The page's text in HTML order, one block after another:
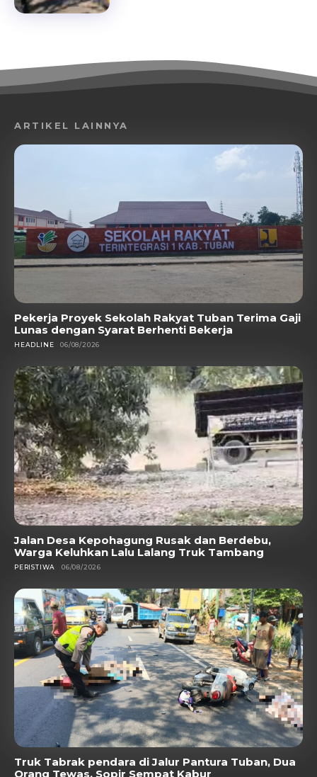
ARTIKEL LAINNYA
Pekerja Proyek Sekolah Rakyat Tuban Terima Gaji
Lunas dengan Syarat Berhenti Bekerja
HEADLINE 06/08/2026
Jalan Desa Kepohagung Rusak dan Berdebu,
Warga Keluhkan Lalu Lalang Truk Tambang
PERISTIWA 06/08/2026
Truk Tabrak pendara di Jalur Pantura Tuban, Dua
Orang Tewas, Sopir Sempat Kabur